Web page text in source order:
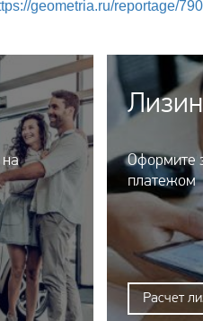
geometria.ru/reportage/
на
Оформите
платежом
Расчет